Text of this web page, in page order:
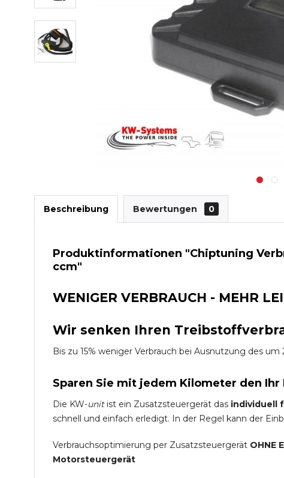
Beschreibung Bewertungen 0
Produktinformationen "Chiptuning
ccm"
WENIGER VERBRAUCH - MEHR
Wir senken Ihren
Bis zu 15% weniger Verbrauch bei Ausnutzung des
Sparen Sie mit jedem Kilometer den Ihr
Die KW-unitist ein Zusatzsteuergerät das individuell
schnell und einfach erledigt. In der Regel kann der
Verbrauchsoptimierung per Zusatzsteuergerät OHNE
Motorsteuergerät